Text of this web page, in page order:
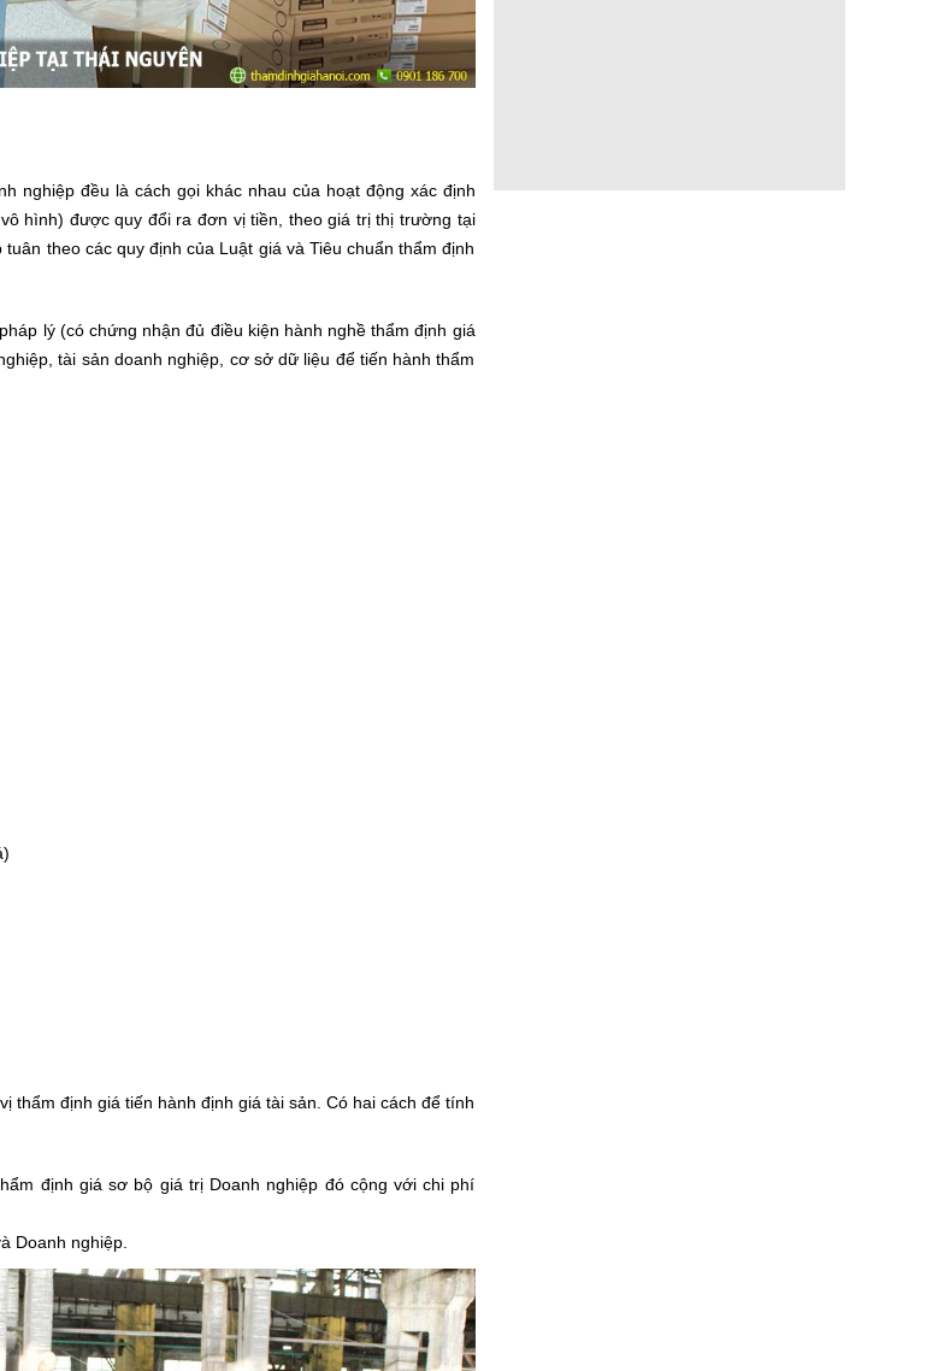
nghiệp đều là cách gọi khác nhau của hoạt động xác định
hình) được quy đổi ra đơn vị tiền, theo giá trị thị trường tại
theo các quy định của Luật giá và Tiêu chuẩn thẩm định
lý (có chứng nhận đủ điều kiện hành nghề thẩm định giá
tài sản doanh nghiệp, cơ sở dữ liệu để tiến hành thẩm
thẩm định giá tiến hành định giá tài sản. Có hai cách để tính
định giá sơ bộ giá trị Doanh nghiệp đó cộng với chi phí
Doanh nghiệp.